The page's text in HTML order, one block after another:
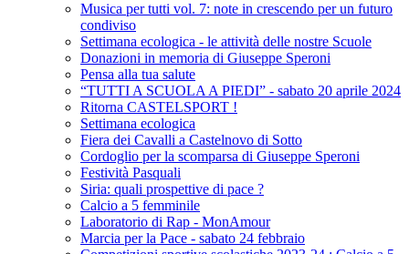
Musica per tutti vol. 7: note in crescendo per un futuro
condiviso
Settimana ecologica - le attività delle nostre Scuole
Donazioni in memoria di Giuseppe Speroni
Pensa alla tua salute
“TUTTI A SCUOLA A PIEDI” - sabato 20 aprile 2024
Ritorna CASTELSPORT !
Settimana ecologica
Fiera dei Cavalli a Castelnovo di Sotto
Cordoglio per la scomparsa di Giuseppe Speroni
Festività Pasquali
Siria: quali prospettive di pace ?
Calcio a 5 femminile
Laboratorio di Rap - MonAmour
Marcia per la Pace - sabato 24 febbraio